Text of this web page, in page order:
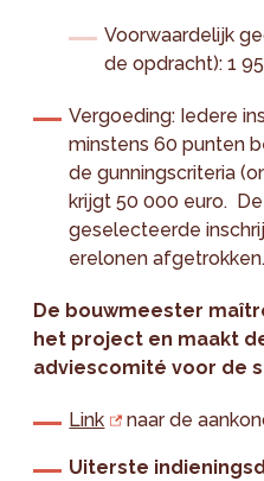
Voorwaardelijk
de opdracht): 1
Vergoeding: Iedere
minstens 60 punten
de gunningscriteria
krijgt 50 000 euro.
geselecteerde
erelonen afgetrokken.
De bouwmeester
het project en maakt
adviescomité voor de
Link naar de
Uiterste